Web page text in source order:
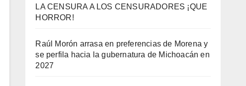
LA CENSURA A LOS CENSURADORES ¡QUE
HORROR!
Raúl Morón arrasa en preferencias de Morena y
se perfila hacia la gubernatura de Michoacán en
2027